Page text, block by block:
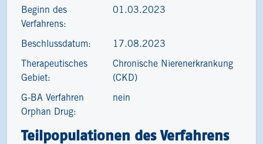
Beginn des
Verfahrens:
01.03.2023
Beschlussdatum: 17.08.2023
Therapeutisches
Gebiet:
Chronische Nierenerkrankung
(CKD)
G-BA Verfahren
Orphan Drug:
nein
Teilpopulationen des Verfahrens